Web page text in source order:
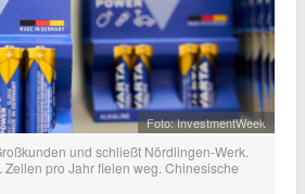
Foto: InvestmentWeek
und schließt Nördlingen-Werk.
pro Jahr fielen weg. Chinesische